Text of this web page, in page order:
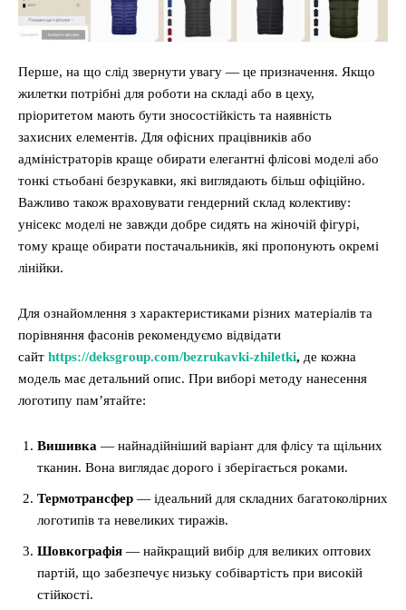
Перше, на що слід звернути увагу — це призначення. Якщо
жилетки потрібні для роботи на складі або в цеху,
пріоритетом мають бути зносостійкість та наявність
захисних елементів. Для офісних працівників або
адміністраторів краще обирати елегантні флісові моделі або
тонкі стьобані безрукавки, які виглядають більш офіційно.
Важливо також враховувати гендерний склад колективу:
унісекс моделі не завжди добре сидять на жіночій фігурі,
тому краще обирати постачальників, які пропонують окремі
лінійки.
Для ознайомлення з характеристиками різних матеріалів та
порівняння фасонів рекомендуємо відвідати
сайт https://deksgroup.com/bezrukavki-zhiletki, де кожна
модель має детальний опис. При виборі методу нанесення
логотипу пам’ятайте:
Вишивка — найнадійніший варіант для флісу та щільних
тканин. Вона виглядає дорого і зберігається роками.
Термотрансфер — ідеальний для складних багатоколірних
логотипів та невеликих тиражів.
Шовкографія — найкращий вибір для великих оптових
партій, що забезпечує низьку собівартість при високій
стійкості.